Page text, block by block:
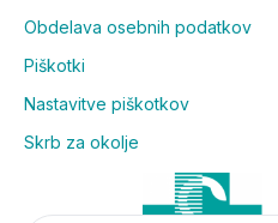
Obdelava osebnih podatkov
Piškotki
Nastavitve piškotkov
Skrb za okolje